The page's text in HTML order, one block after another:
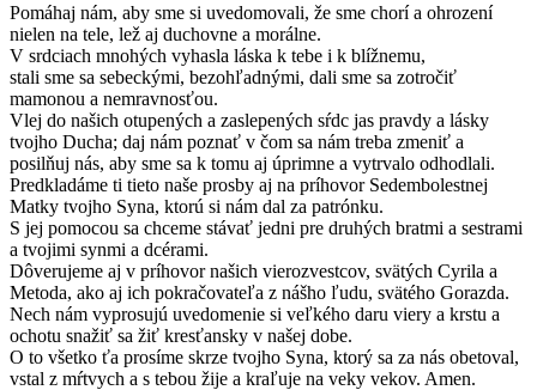
Pomáhaj nám, aby sme si uvedomovali, že sme chorí a ohrození
nielen na tele, lež aj duchovne a morálne.
V srdciach mnohých vyhasla láska k tebe i k blížnemu,
stali sme sa sebeckými, bezohľadnými, dali sme sa zotročiť
mamonou a nemravnosťou.
Vlej do našich otupených a zaslepených sŕdc jas pravdy a lásky
tvojho Ducha; daj nám poznať v čom sa nám treba zmeniť a
posilňuj nás, aby sme sa k tomu aj úprimne a vytrvalo odhodlali.
Predkladáme ti tieto naše prosby aj na príhovor Sedembolestnej
Matky tvojho Syna, ktorú si nám dal za patrónku.
S jej pomocou sa chceme stávať jedni pre druhých bratmi a sestrami
a tvojimi synmi a dcérami.
Dôverujeme aj v príhovor našich vierozvestcov, svätých Cyrila a
Metoda, ako aj ich pokračovateľa z nášho ľudu, svätého Gorazda.
Nech nám vyprosujú uvedomenie si veľkého daru viery a krstu a
ochotu snažiť sa žiť kresťansky v našej dobe.
O to všetko ťa prosíme skrze tvojho Syna, ktorý sa za nás obetoval,
vstal z mŕtvych a s tebou žije a kraľuje na veky vekov. Amen.